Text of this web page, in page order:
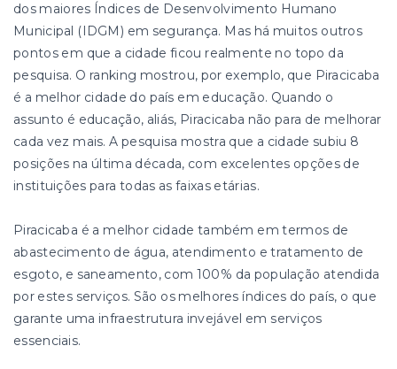
dos maiores Índices de Desenvolvimento Humano
Municipal (IDGM) em segurança. Mas há muitos outros
pontos em que a cidade ficou realmente no topo da
pesquisa. O ranking mostrou, por exemplo, que Piracicaba
é a melhor cidade do país em educação. Quando o
assunto é educação, aliás, Piracicaba não para de melhorar
cada vez mais. A pesquisa mostra que a cidade subiu 8
posições na última década, com excelentes opções de
instituições para todas as faixas etárias.
Piracicaba é a melhor cidade também em termos de
abastecimento de água, atendimento e tratamento de
esgoto, e saneamento, com 100% da população atendida
por estes serviços. São os melhores índices do país, o que
garante uma infraestrutura invejável em serviços
essenciais.